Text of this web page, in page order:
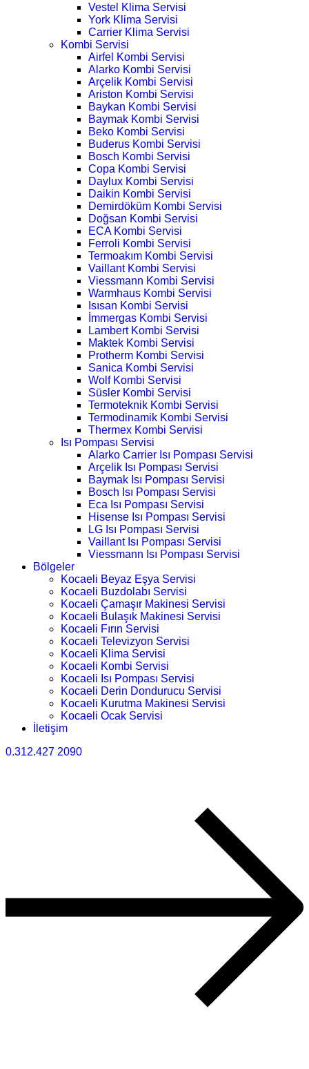
Vestel Klima Servisi
York Klima Servisi
Carrier Klima Servisi
Kombi Servisi
Airfel Kombi Servisi
Alarko Kombi Servisi
Arçelik Kombi Servisi
Ariston Kombi Servisi
Baykan Kombi Servisi
Baymak Kombi Servisi
Beko Kombi Servisi
Buderus Kombi Servisi
Bosch Kombi Servisi
Copa Kombi Servisi
Daylux Kombi Servisi
Daikin Kombi Servisi
Demirdöküm Kombi Servisi
Doğsan Kombi Servisi
ECA Kombi Servisi
Ferroli Kombi Servisi
Termoakım Kombi Servisi
Vaillant Kombi Servisi
Viessmann Kombi Servisi
Warmhaus Kombi Servisi
Isısan Kombi Servisi
İmmergas Kombi Servisi
Lambert Kombi Servisi
Maktek Kombi Servisi
Protherm Kombi Servisi
Sanica Kombi Servisi
Wolf Kombi Servisi
Süsler Kombi Servisi
Termoteknik Kombi Servisi
Termodinamik Kombi Servisi
Thermex Kombi Servisi
Isı Pompası Servisi
Alarko Carrier Isı Pompası Servisi
Arçelik Isı Pompası Servisi
Baymak Isı Pompası Servisi
Bosch Isı Pompası Servisi
Eca Isı Pompası Servisi
Hisense Isı Pompası Servisi
LG Isı Pompası Servisi
Vaillant Isı Pompası Servisi
Viessmann Isı Pompası Servisi
Bölgeler
Kocaeli Beyaz Eşya Servisi
Kocaeli Buzdolabı Servisi
Kocaeli Çamaşır Makinesi Servisi
Kocaeli Bulaşık Makinesi Servisi
Kocaeli Fırın Servisi
Kocaeli Televizyon Servisi
Kocaeli Klima Servisi
Kocaeli Kombi Servisi
Kocaeli Isı Pompası Servisi
Kocaeli Derin Dondurucu Servisi
Kocaeli Kurutma Makinesi Servisi
Kocaeli Ocak Servisi
İletişim
0.312.427 2090